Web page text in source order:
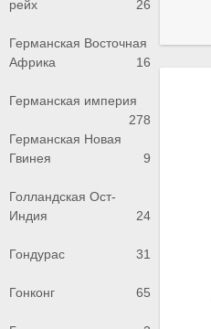
рейх
26
Германская Восточная
Африка
16
Германская империя
278
Германская Новая
Гвинея
9
Голландская Ост-
Индия
24
Гондурас 31
Гонконг 65